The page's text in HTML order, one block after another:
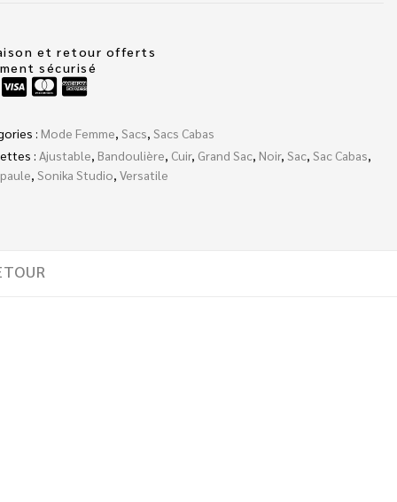
et retour offerts
sécurisé
: Mode Femme, Sacs, Sacs Cabas
: Ajustable, Bandoulière, Cuir, Grand Sac, Noir, Sac, Sac Cabas,
, Sonika Studio, Versatile